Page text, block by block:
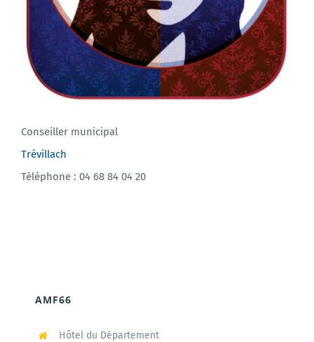
Conseiller municipal
Trévillach
Téléphone : 04 68 84 04 20
AMF66
Hôtel du Département